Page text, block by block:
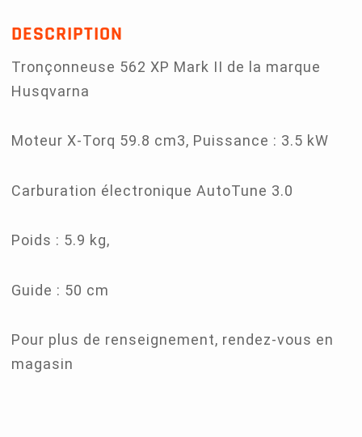
DESCRIPTION
Tronçonneuse 562 XP Mark II de la marque
Husqvarna
Moteur X-Torq 59.8 cm3, Puissance : 3.5 kW
Carburation électronique AutoTune 3.0
Poids : 5.9 kg,
Guide : 50 cm
Pour plus de renseignement, rendez-vous en
magasin